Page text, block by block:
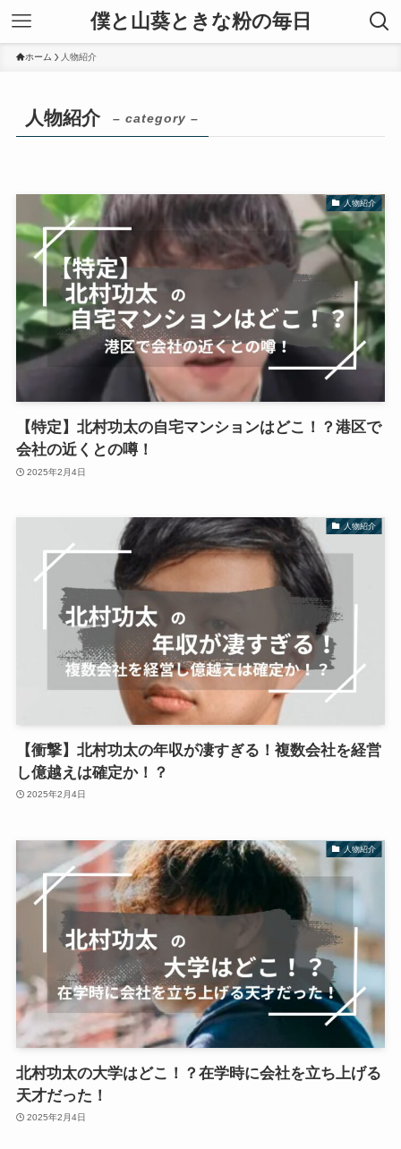
僕と山葵ときな粉の毎日
ホーム 人物紹介
人物紹介 – category –
人物紹介
【特定】北村功太の自宅マンションはどこ！？港区で
会社の近くとの噂！
2025年2月4日
人物紹介
【衝撃】北村功太の年収が凄すぎる！複数会社を経営
し億越えは確定か！？
2025年2月4日
人物紹介
北村功太の大学はどこ！？在学時に会社を立ち上げる
天才だった！
2025年2月4日